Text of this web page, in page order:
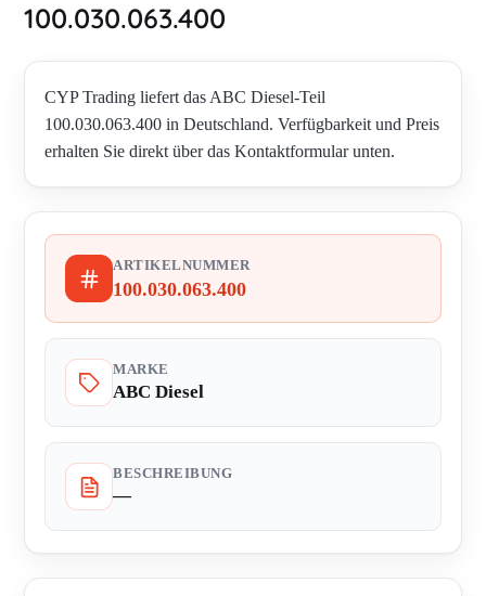
100.030.063.400
CYP Trading liefert das ABC Diesel-Teil
100.030.063.400 in Deutschland. Verfügbarkeit und Preis
erhalten Sie direkt über das Kontaktformular unten.
ARTIKELNUMMER
100.030.063.400
MARKE
ABC Diesel
BESCHREIBUNG
—